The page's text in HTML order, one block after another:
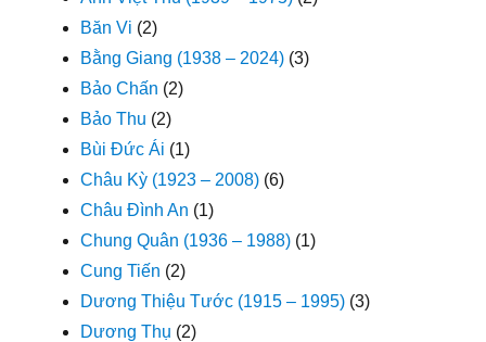
Băn Vi (2)
Bằng Giang (1938 – 2024) (3)
Bảo Chấn (2)
Bảo Thu (2)
Bùi Đức Ái (1)
Châu Kỳ (1923 – 2008) (6)
Châu Đình An (1)
Chung Quân (1936 – 1988) (1)
Cung Tiến (2)
Dương Thiệu Tước (1915 – 1995) (3)
Dương Thụ (2)